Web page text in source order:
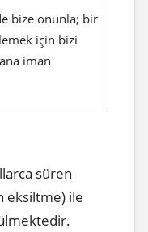
bize onunla; bir
için bizi
iman
süren
eksiltme) ile